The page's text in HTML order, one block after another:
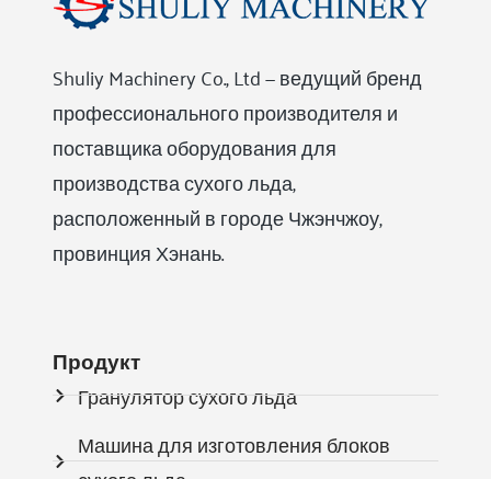
Shuliy Machinery Co., Ltd — ведущий бренд
профессионального производителя и
поставщика оборудования для
производства сухого льда,
расположенный в городе Чжэнчжоу,
провинция Хэнань.
Продукт
Гранулятор сухого льда
Машина для изготовления блоков